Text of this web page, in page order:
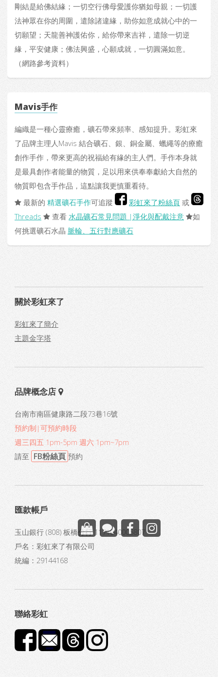
剛結是給佛結緣；一切空行佛母愛護你猶如母親；一切護
法神眾在你的周圍，遣除諸違緣，助你如意成就心中的一
切願望；天龍善神護佑你，給你帶來吉祥，遣除一切逆
緣，平安健康；佛法興盛，心願成就，一切圓滿如意。
（網路參考資料）
Mavis手作
編織是一種心靈療癒，礦石帶來頻率、感知提升。彩虹來
了品牌主理人Mavis 結合礦石、銀、銅金屬、蠟繩等的療癒
創作手作，帶來更高的祝福給有緣的主人們。手作本身就
是最具創作者能量的物質，足以用來供奉奉獻給大自然的
物質即包含手作品，這點讓我更慎重看待。
最新的 精選礦石手作可追蹤 彩虹來了粉絲頁 或
Threads
查看 水晶礦石常見問題 |淨化與配戴注意
如
何挑選礦石水晶 脈輪、五行對應礦石
關於彩虹來了
彩虹來了簡介
主題金字塔
品牌概念店
台南市南區健康路二段73巷16號
預約制|可預約時段
週三四五 1pm-5pm 週六 1pm~7pm
請至 FB粉絲頁 預約
匯款帳戶
玉山銀行 (808) 板橋分行 1171940005807
戶名：彩虹來了有限公司
統編：29144168
聯絡彩虹